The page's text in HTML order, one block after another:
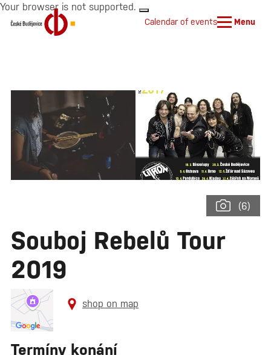
Your browser is not supported.
Calendar of events Menu
(6)
Souboj Rebelů Tour
2019
shop on map
Termíny konání